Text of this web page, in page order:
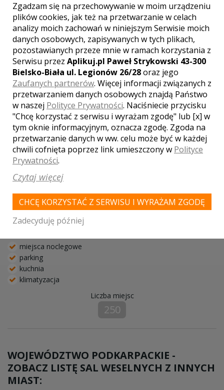
Bacówka Radawa SPA
Radawa
Bacówke Radawa SPA proponuje Państwu, na ten jeden z
najpiękniejszych w życiu dni, nowocześnie zaaranżowaną,
nas przyjęcia miały wyjątkowa oprawę, zgodna z ...
miejsca noclegowe
parking
kuchnia
klimatyzacja
Liczba miejsc
250
WOJEWÓDZTWO PODKARPACKIE -
ZOBACZ LISTĘ SAL WESELNYCH Z INNYCH
MIAST:
Zgadzam się na przechowywanie w moim urządzeniu
plików cookies, jak też na przetwarzanie w celach
analizy moich zachowań w niniejszym Serwisie moich
danych osobowych, zapisywanych w tych plikach,
pozostawianych przeze mnie w ramach korzystania z
Serwisu przez Aplikuj.pl Paweł Strykowski 43-300
Bielsko-Biała ul. Legionów 26/28oraz jego
Zaufanych partnerów. Więcej informacji związanych z
przetwarzaniem danych osobowych znajdą Państwo
w naszej Polityce Prywatności. Naciśniecie przycisku
"Chcę korzystać z serwisu i wyrażam zgodę" lub [x] w
tym oknie informacyjnym, oznacza zgodę. Zgoda na
przetwarzanie danych w ww. celu może być w każdej
chwili cofnięta poprzez link umieszczony w Polityce
Prywatności.
Czytaj więcej
CHCĘ KORZYSTAĆ Z SERWISU I WYRAŻAM ZGODĘ
Zadecyduję później